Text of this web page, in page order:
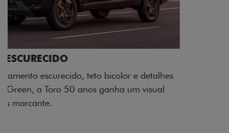
ADESIVOS ESTILIZADOS
Os adesivos aplicados no capô e nas laterais
reforçam a identidade única dessa edição para lá de
comemorativa.